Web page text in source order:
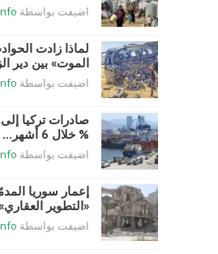
اضيفت بواسطة
لماذا زادت
الموت» بين دير
اضيفت بواسطة
% خلال 6 أشهر...
اضيفت بواسطة
إعمار سوريا
«التطوير
اضيفت بواسطة